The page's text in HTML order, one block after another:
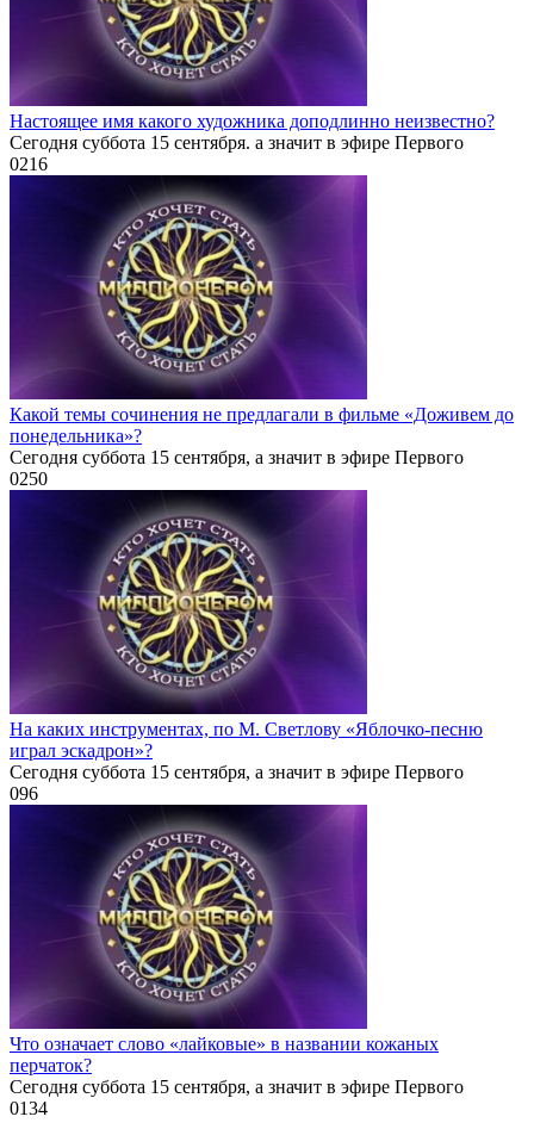
Настоящее имя какого художника доподлинно неизвестно?
Сегодня суббота 15 сентября. а значит в эфире Первого
0216
Какой темы сочинения не предлагали в фильме «Доживем до
понедельника»?
Сегодня суббота 15 сентября, а значит в эфире Первого
0250
На каких инструментах, по М. Светлову «Яблочко-песню
играл эскадрон»?
Сегодня суббота 15 сентября, а значит в эфире Первого
096
Что означает слово «лайковые» в названии кожаных
перчаток?
Сегодня суббота 15 сентября, а значит в эфире Первого
0134